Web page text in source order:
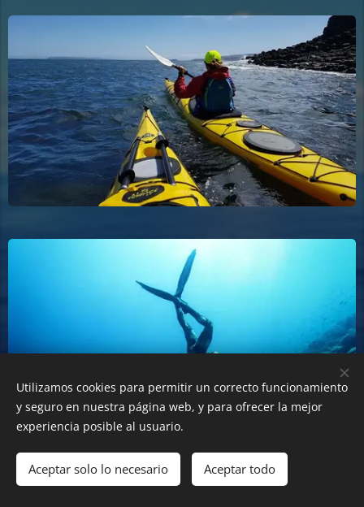
Utilizamos cookies para permitir un correcto funcionamiento
y seguro en nuestra página web, y para ofrecer la mejor
experiencia posible al usuario.
Aceptar solo lo necesario Aceptar todo